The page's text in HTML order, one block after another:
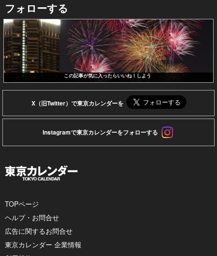
フォローする
この記事が気に入ったらいいね！しよう
X（旧Twitter）で東京カレンダーを
Instagramで東京カレンダーをフォローする
TOPページ
ヘルプ・お問合せ
広告に関するお問合せ
東京カレンダー 企業情報